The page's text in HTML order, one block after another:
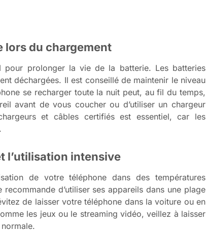
lors du chargement
pour prolonger la vie de la batterie. Les batteries
déchargées. Il est conseillé de maintenir le niveau
se recharger toute la nuit peut, au fil du temps,
avant de vous coucher ou d’utiliser un chargeur
et câbles certifiés est essentiel, car les
l’utilisation intensive
de votre téléphone dans des températures
d’utiliser ses appareils dans une plage
de laisser votre téléphone dans la voiture ou en
les jeux ou le streaming vidéo, veillez à laisser